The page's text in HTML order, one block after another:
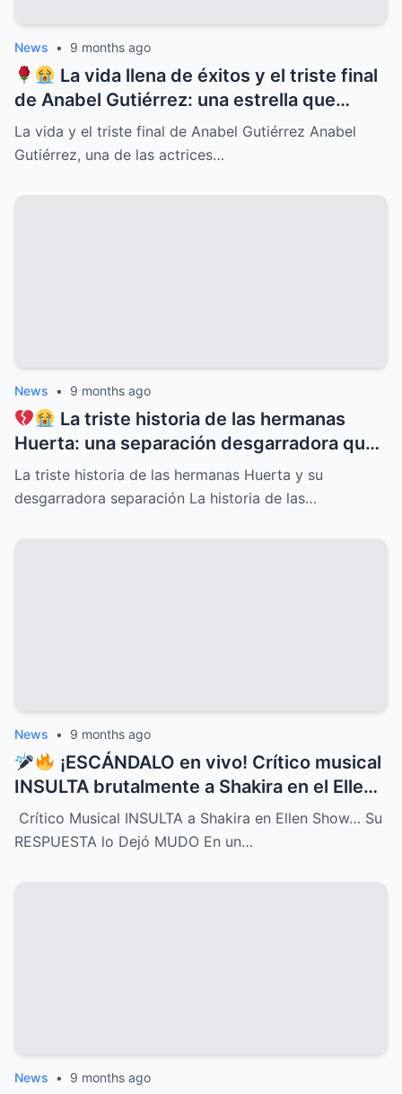
News • 9 months ago
La vida llena de éxitos y el triste final
de Anabel Gutiérrez: una estrella que
iluminó el cine y la televisión mexicana
pero cuyo destino estuvo marcado por el
La vida y el triste final de Anabel Gutiérrez Anabel
Gutiérrez, una de las actrices…
News • 9 months ago
La triste historia de las hermanas
Huerta: una separación desgarradora que
nadie vio venir, conflictos familiares
ocultos, secretos dolorosos y un drama
La triste historia de las hermanas Huerta y su
desgarradora separación La historia de las…
News • 9 months ago
¡ESCÁNDALO en vivo! Crítico musical
INSULTA brutalmente a Shakira en el Ellen
Show, pero la respuesta de la cantante fue
tan contundente y brillante que dejó al
Crítico Musical INSULTA a Shakira en Ellen Show… Su
RESPUESTA lo Dejó MUDO En un…
News • 9 months ago